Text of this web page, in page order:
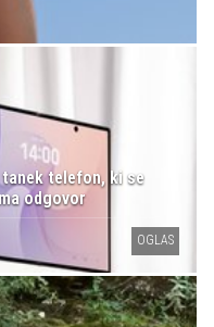
telefon, ki se
odgovor
OGLAS